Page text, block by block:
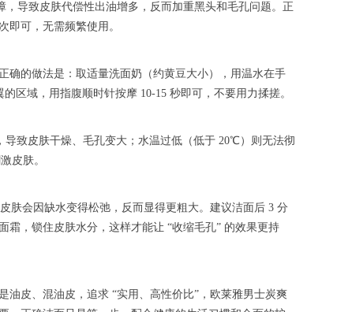
导致皮肤代偿性出油增多，反而加重黑头和毛孔问题。正
即可，无需频繁使用。
确的做法是：取适量洗面奶（约黄豆大小），用温水在手
域，用指腹顺时针按摩 10-15 秒即可，不要用力揉搓。
致皮肤干燥、毛孔变大；水温过低（低于 20℃）则无法彻
皮肤。
肤会因缺水变得松弛，反而显得更粗大。建议洁面后 3 分
，锁住皮肤水分，这样才能让 “收缩毛孔” 的效果更持
皮、混油皮，追求 “实用、高性价比”，欧莱雅男士炭爽